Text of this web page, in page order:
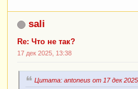
sali
Re: Что не так?
17 дек 2025, 13:38
Цитата: antoneus от 17 дек